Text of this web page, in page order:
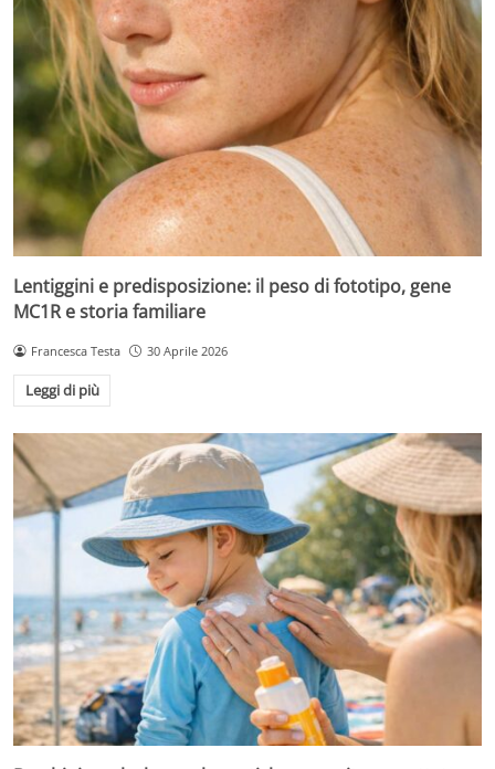
Lentiggini e predisposizione: il peso di fototipo, gene
MC1R e storia familiare
Francesca Testa 30 Aprile 2026
Leggi di più